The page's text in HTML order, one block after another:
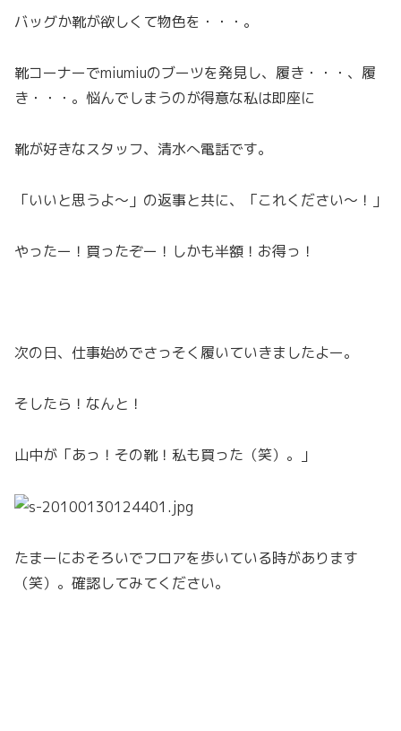
バッグか靴が欲しくて物色を・・・。
靴コーナーでmiumiuのブーツを発見し、履き・・・、履
き・・・。悩んでしまうのが得意な私は即座に
靴が好きなスタッフ、清水へ電話です。
「いいと思うよ～」の返事と共に、「これください～！」
やったー！買ったぞー！しかも半額！お得っ！
次の日、仕事始めでさっそく履いていきましたよー。
そしたら！なんと！
山中が「あっ！その靴！私も買った（笑）。」
たまーにおそろいでフロアを歩いている時があります
（笑）。確認してみてください。